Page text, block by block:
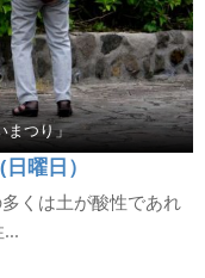
まつり」
曜日）
くは土が酸性であれ